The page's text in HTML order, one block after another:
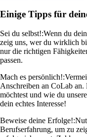
Einige Tipps für
Sei du selbst!:Wenn du
zeig uns, wer du wirklich
nur die richtigen
passen.
Mach es persönlich!:
Anschreiben an CoLab an.
möchtest und wie du
dein echtes Interesse!
Beweise deine Erfolge!:
Berufserfahrung, um zu